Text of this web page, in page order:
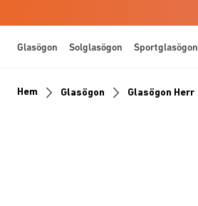
Glasögon Solglasögon Sportglasögon
Hem Glasögon Glasögon Herr